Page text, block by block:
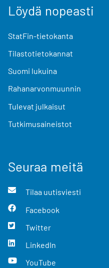
Löydä nopeasti
StatFin-tietokanta
Tilastotietokannat
Suomi lukuina
Rahanarvonmuunnin
Tulevat julkaisut
Tutkimusaineistot
Seuraa meitä
Tilaa uutisviesti
Facebook
Twitter
LinkedIn
YouTube